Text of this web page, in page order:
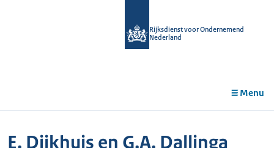
Rijksdienst voor Ondernemend
Nederland
Menu
E. Dijkhuis en G.A. Dallinga